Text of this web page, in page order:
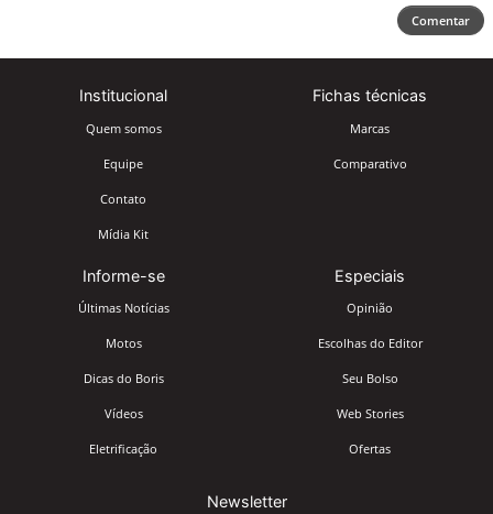
Comentar
Institucional
Quem somos
Equipe
Contato
Mídia Kit
Fichas técnicas
Marcas
Comparativo
Informe-se
Últimas Notícias
Motos
Dicas do Boris
Vídeos
Eletrificação
Especiais
Opinião
Escolhas do Editor
Seu Bolso
Web Stories
Ofertas
Newsletter